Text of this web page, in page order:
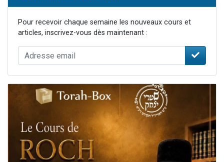
Pour recevoir chaque semaine les nouveaux cours et
articles, inscrivez-vous dès maintenant :